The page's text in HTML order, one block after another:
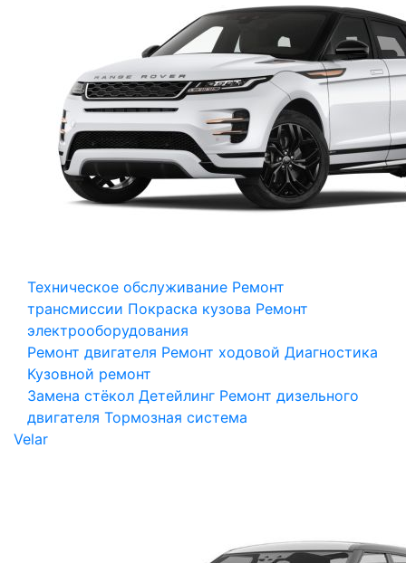
Техническое обслуживание Ремонт
трансмиссии Покраска кузова Ремонт
электрооборудования
Ремонт двигателя Ремонт ходовой Диагностика
Кузовной ремонт
Замена стёкол Детейлинг Ремонт дизельного
двигателя Тормозная система
Velar